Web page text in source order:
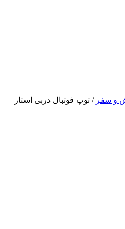
و سفر / توپ فوتبال دربی استار